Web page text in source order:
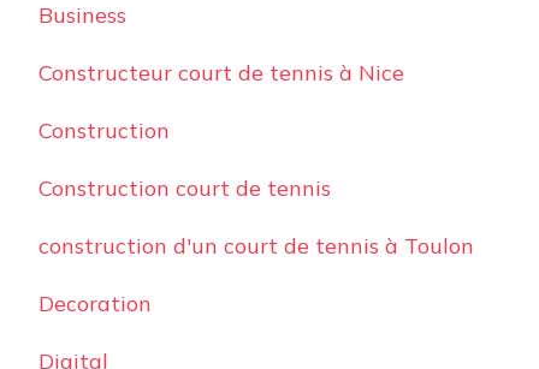
Business
Constructeur court de tennis à Nice
Construction
Construction court de tennis
construction d'un court de tennis à Toulon
Decoration
Digital